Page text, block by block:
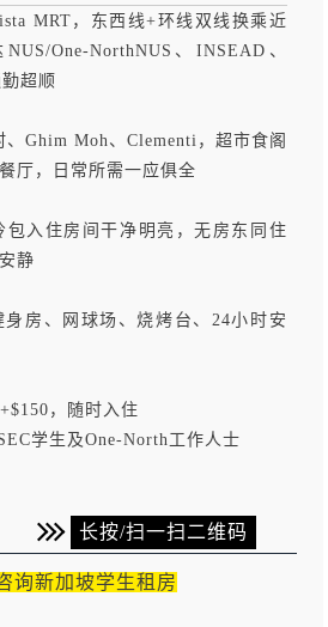
MRT，东西线+环线双线换乘 近
One-NorthNUS、INSEAD、
超顺
、Ghim Moh、Clementi，超市食阁
厅，日常所需一应俱全
包入住房间干净明亮，无房东同住
静
身房、网球场、烧烤台、24小时安
，随时入住
学生及One-North工作人士
长按/扫一扫二维码
询新加坡学生租房